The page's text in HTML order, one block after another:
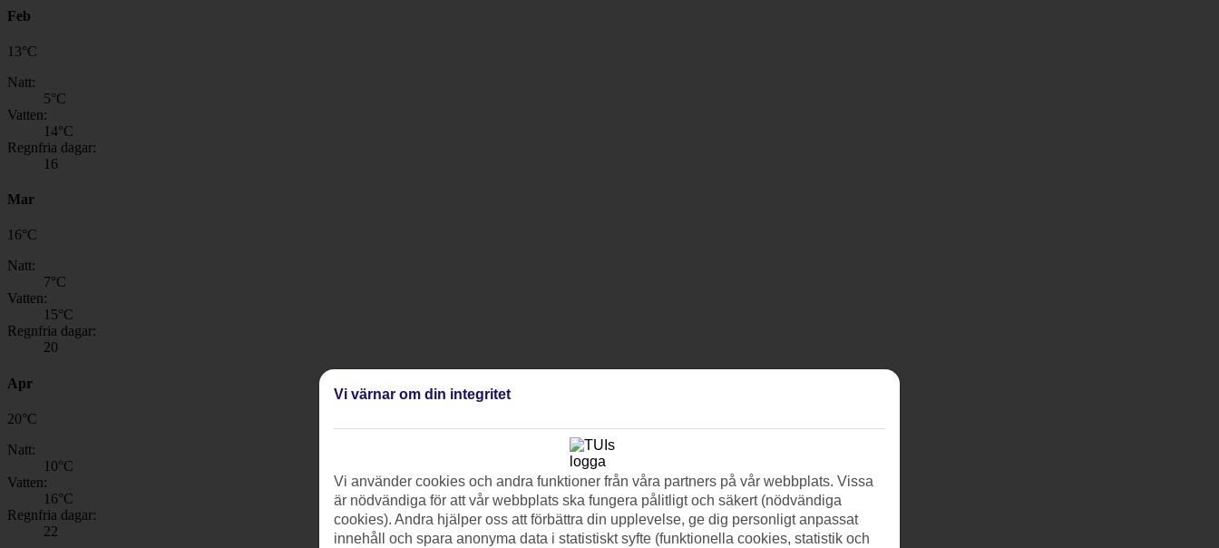
Feb
13°C
Natt:
5°C
Vatten:
14°C
Regnfria dagar:
16
Mar
16°C
Natt:
7°C
Vatten:
15°C
Regnfria dagar:
20
Apr
20°C
Natt:
10°C
Vatten:
16°C
Regnfria dagar:
22
Vi värnar om din integritet
Vi använder cookies och andra funktioner från våra partners på vår webbplats. Vissa
är nödvändiga för att vår webbplats ska fungera pålitligt och säkert (nödvändiga
cookies). Andra hjälper oss att förbättra din upplevelse, ge dig personligt anpassat
innehåll och spara anonyma data i statistiskt syfte (funktionella cookies, statistik och